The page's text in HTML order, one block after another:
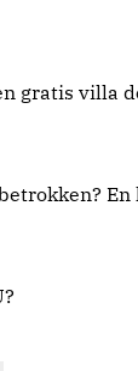
gratis villa
En